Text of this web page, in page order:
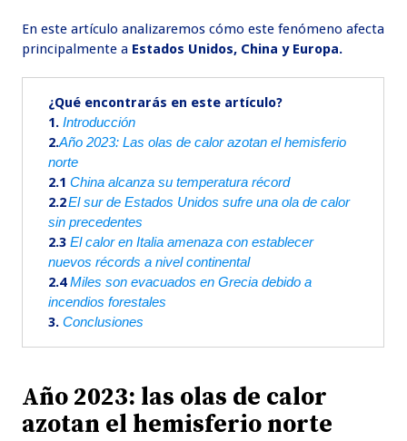
En este artículo analizaremos cómo este fenómeno afecta
principalmente a Estados Unidos, China y Europa.
¿Qué encontrarás en este artículo?
1.Introducción
2.Año 2023: Las olas de calor azotan el hemisferio
norte
2.1China alcanza su temperatura récord
2.2El sur de Estados Unidos sufre una ola de calor
sin precedentes
2.3El calor en Italia amenaza con establecer
nuevos récords a nivel continental
2.4Miles son evacuados en Grecia debido a
incendios forestales
3.Conclusiones
Año 2023: las olas de calor
azotan el hemisferio norte